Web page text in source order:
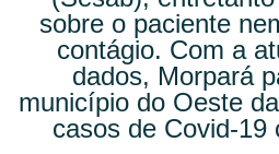
sobre o paciente
contágio. Com a
dados, Morpará
município do Oeste
casos de Covid-19